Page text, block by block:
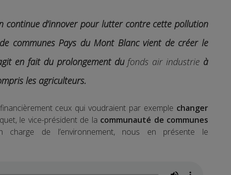
continue d’innover pour lutter contre cette pollution
communes Pays du Mont Blanc vient de créer le
en fait du prolongement du fonds air industrie à
les agriculteurs.
ceux qui voudraient par exemple changer
le vice-président de la communauté de communes
charge de l’environnement, nous en présente le